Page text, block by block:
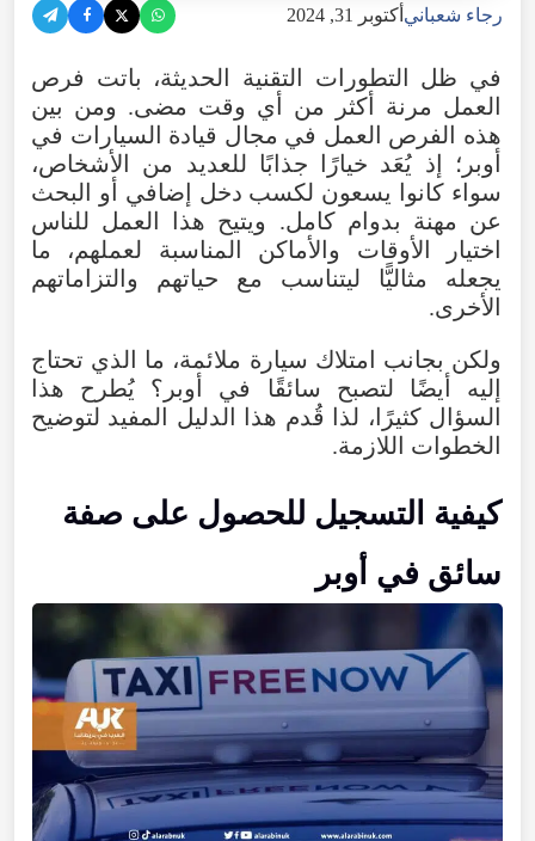
رجاء شعباني أكتوبر 31, 2024
في ظل التطورات التقنية الحديثة، باتت فرص
العمل مرنة أكثر من أي وقت مضى. ومن بين
هذه الفرص العمل في مجال قيادة السيارات في
أوبر؛ إذ يُعَد خيارًا جذابًا للعديد من الأشخاص،
سواء كانوا يسعون لكسب دخل إضافي أو البحث
عن مهنة بدوام كامل. ويتيح هذا العمل للناس
اختيار الأوقات والأماكن المناسبة لعملهم، ما
يجعله مثاليًّا ليتناسب مع حياتهم والتزاماتهم
الأخرى.
ولكن بجانب امتلاك سيارة ملائمة، ما الذي تحتاج
إليه أيضًا لتصبح سائقًا في أوبر؟ يُطرح هذا
السؤال كثيرًا، لذا قُدم هذا الدليل المفيد لتوضيح
الخطوات اللازمة.
كيفية التسجيل للحصول على صفة
سائق في أوبر